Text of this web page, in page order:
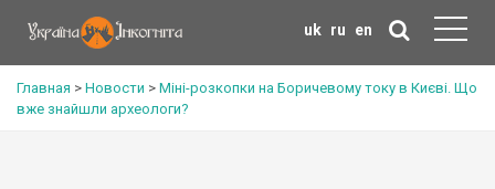
uk ru en
Главная > Новости > Міні-розкопки на Боричевому току в Києві. Що
вже знайшли археологи?